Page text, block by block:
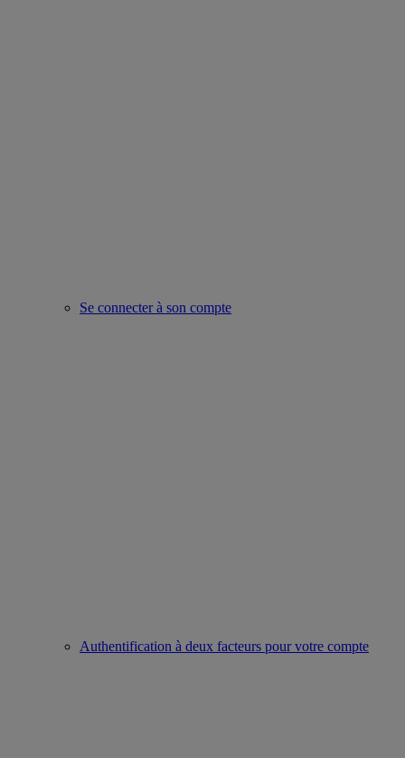
Se connecter à son compte
Authentification à deux facteurs pour votre compte